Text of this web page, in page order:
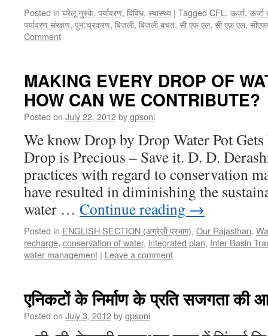
Posted in घरेलू नुस्के, पर्यावरण, विविध, स्वास्थ्य | Tagged CFL , ऊर्जा,
पर्यावरण संरक्षण, पुन:च्रक्रण, बिजली, बिजली बचत, सी एफ एल, सी एफ़ एल,
Comment
MAKING EVERY DROP OF
HOW CAN WE CONTRIBUTE?
Posted on July 22, 2012bygpsoni
We know Drop by Drop Water Pot
Drop is Precious – Save it. D. D.
practices with regard to conservation
have resulted in diminishing the
water … Continue reading →
Posted in ENGLISH SECTION (अंग्रेज़ी प्रभाग), Our Rajasthan,
recharge, conservation of water, integrated plan, Inter Basin
water management | Leave a comment
एनिकटों के निर्माण के प्रति सजगता की
Posted on July 3, 2012bygpsoni